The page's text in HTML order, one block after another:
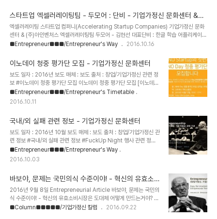
전, 가습기 살균 성분 때문에 많은 아이들과 부모들이 아직도 고통스러운 나날을 보내고 있
고, 그 문제는 아직도 제대로 해결되고 있지 않다. 최근에는 가습기 살균 성분 및 발암물질 치
약으로 인해 안전한 생활용품에 대한 국민의 불신은 더욱 커지고 있다. 이런 불안감을 해소
하기 위해 최근 치과위생사가 자신의 아이를 위해 제품을 개발하여 호..
스타트업 엑셀러레이팅팀 - 두모어 : 단비 - 기업가정신 문화센터 &
(주)아인벤처스
엑셀러레이팅 스타트업 컴퍼니(Accelerating Startup Companies) 기업가정신 문화
센터 & (주)아인벤처스 엑셀러레이팅팀 두모어 - 김현선 대표단비 : 한글 학습 어플리케이션
한글날, 한글 세계화를 위해 한류 스타가 뭉쳤다! -한류스타 에프엑스 루나, 레드벨벳 아이
레이팅 지원 시스템을 통해 본격적인 한글 학습 앱서비스 개발 완료- (사진 : 한글학습서비
스 ‘단비’ 초기 화면) 한류스타 에프엑스 루나, 레드벨벳 아이린, 아스트로 차은우, 배우 한지
민과 진구가 한글의 세계화를 위해서 뭉쳤다. ‘전세계 한글 보급’을 위한 사명과 비전을 목적
으로 개발된 한글 교육용 어플리케이션 단비(DANBI)를 위해..
■Entrepreneur■■■/Entrepreneur's Way 2016.10.16
이노데이 청중 평가단 모집 - 기업가정신 문화센터
보도 일자 : 2016년 보도 매체 : 보도 출처 : 창업/기업가정신 관련 정
보 #이노데이 청중 평가단 모집 이노데이 청중 평가단 모집 [이노데이
는 대덕특구 코워킹스페이스인 이노스타트업에서 진행하는 IR Day로
기업의 투자유치 활성화를 위해 개최하는 행사입니다]■ 내용 :
http://bit.ly/join_inno ■ 장소 : 대덕테크비즈센터(TBC) 1층
INNO Startup (대전 유성구 대덕대로 593 대덕테크비즈센터) ■
문의 : 042-865-7081 / inno@innostartup.kr※ 대덕테크비즈
센터의 주차공간이 협소하여 주차가 어려..
■Entrepreneur■■■/Entrepreneur's Timetable
2016.10.11
국내/외 실패 관련 정보 - 기업가정신 문화센터
보도 일자 : 2016년 10월 보도 매체 : 보도 출처 : 창업/기업가정신 관
련 정보 #국내/외 실패 관련 정보 #FuckUp Night 행사 관련 정보
실패 경험 공유 행사 FUN 르호봇 :
http://www.ibusiness.co.kr/archives/77454실패 경험 공유
http://biz.mk.co.kr/mk_info_news_view.php?
sc=50100046&year=2016&no=567980 #세계 실패의 날
관련 정보세계 실패의 날 공식 홈페이지 :
http://dayforfailure.com/세계 실패의 날, 2012년 한국 첫 개최
■Entrepreneur■■■/Entrepreneur's Way
2016.10.03
바보야, 문제는 국민의식 수준이야! - 혁신의 유효소
비시장은 도대체 어떻게 만드는거야? - 기업가정신
문화센터
2016년 9월 8일 Entrepreneurial Article 바보야, 문제는 국민의
식 수준이야! - 혁신의 유효소비시장은 도대체 어떻게 만드는거야? 얼
마 전부터 이 글이 SNS상에서 많이 돌았다. 바보야, 문제는 ‘시장’ 이
■Column■■■■■/기업가정신 칼럼 2016.09.22